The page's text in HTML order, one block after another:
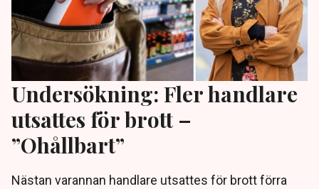
Undersökning: Fler handlare
utsattes för brott –
”Ohållbart”
Nästan varannan handlare utsattes för brott förra